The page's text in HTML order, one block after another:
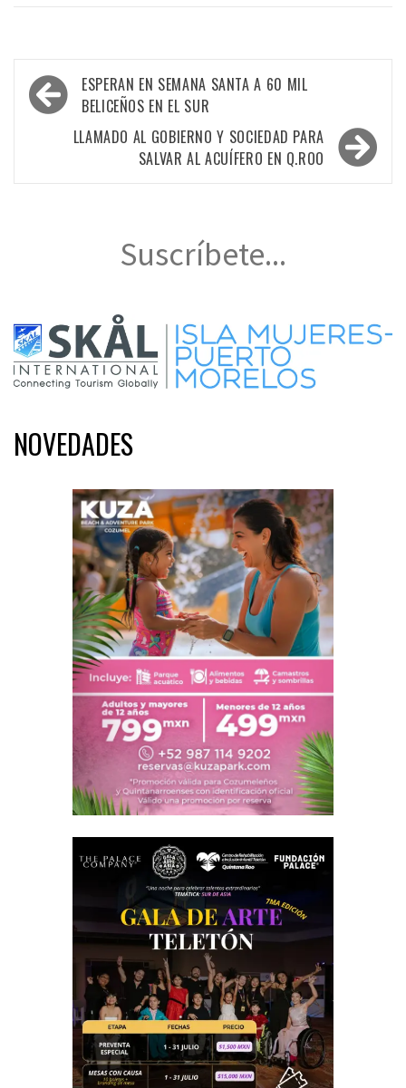
Navegación
de
entradas
ESPERAN EN SEMANA SANTA A 60 MIL
BELICEÑOS EN EL SUR
LLAMADO AL GOBIERNO Y SOCIEDAD PARA
SALVAR AL ACUÍFERO EN Q.ROO
Suscríbete...
NOVEDADES